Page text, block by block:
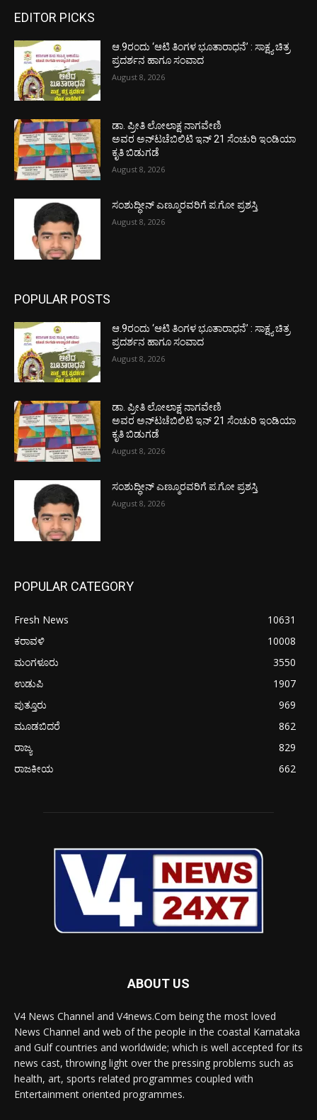
EDITOR PICKS
ಆ.9ರಂದು ‘ಆಟಿ ತಿಂಗಳ ಭೂತಾರಾಧನೆ’ : ಸಾಕ್ಷ್ಯ ಚಿತ್ರ
ಪ್ರದರ್ಶನ ಹಾಗೂ ಸಂವಾದ
August 8, 2026
ಡಾ. ಪ್ರೀತಿ ಲೋಲಾಕ್ಷ ನಾಗವೇಣಿ
ಅವರ ಅನ್‌ಟಚೆಬಿಲಿಟಿ ಇನ್ 21 ಸೆಂಚುರಿ ಇಂಡಿಯಾ
ಕೃತಿ ಬಿಡುಗಡೆ
August 8, 2026
ಸಂಶುದ್ಧೀನ್ ಎಣ್ಮೂರವರಿಗೆ ಪ.ಗೋ ಪ್ರಶಸ್ತಿ
August 8, 2026
POPULAR POSTS
ಆ.9ರಂದು ‘ಆಟಿ ತಿಂಗಳ ಭೂತಾರಾಧನೆ’ : ಸಾಕ್ಷ್ಯ ಚಿತ್ರ
ಪ್ರದರ್ಶನ ಹಾಗೂ ಸಂವಾದ
August 8, 2026
ಡಾ. ಪ್ರೀತಿ ಲೋಲಾಕ್ಷ ನಾಗವೇಣಿ
ಅವರ ಅನ್‌ಟಚೆಬಿಲಿಟಿ ಇನ್ 21 ಸೆಂಚುರಿ ಇಂಡಿಯಾ
ಕೃತಿ ಬಿಡುಗಡೆ
August 8, 2026
ಸಂಶುದ್ಧೀನ್ ಎಣ್ಮೂರವರಿಗೆ ಪ.ಗೋ ಪ್ರಶಸ್ತಿ
August 8, 2026
POPULAR CATEGORY
Fresh News
10631
ಕರಾವಳಿ
10008
ಮಂಗಳೂರು
3550
ಉಡುಪಿ
1907
ಪುತ್ತೂರು
969
ಮೂಡಬಿದರೆ
862
ರಾಜ್ಯ
829
ರಾಜಕೀಯ
662
ABOUT US
V4 News Channel and V4news.Com being the most loved
News Channel and web of the people in the coastal Karnataka
and Gulf countries and worldwide; which is well accepted for its
news cast, throwing light over the pressing problems such as
health, art, sports related programmes coupled with
Entertainment oriented programmes.